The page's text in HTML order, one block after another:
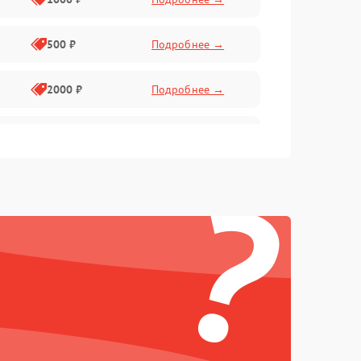
500 ₽ Подробнее →
2000 ₽ Подробнее →
1000 ₽
Подробнее →
?